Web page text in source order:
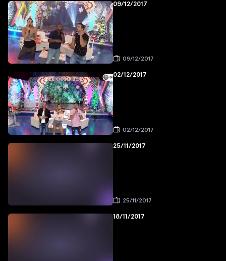
09/12/2017
09/12/2017
02/12/2017
02/12/2017
25/11/2017
25/11/2017
18/11/2017